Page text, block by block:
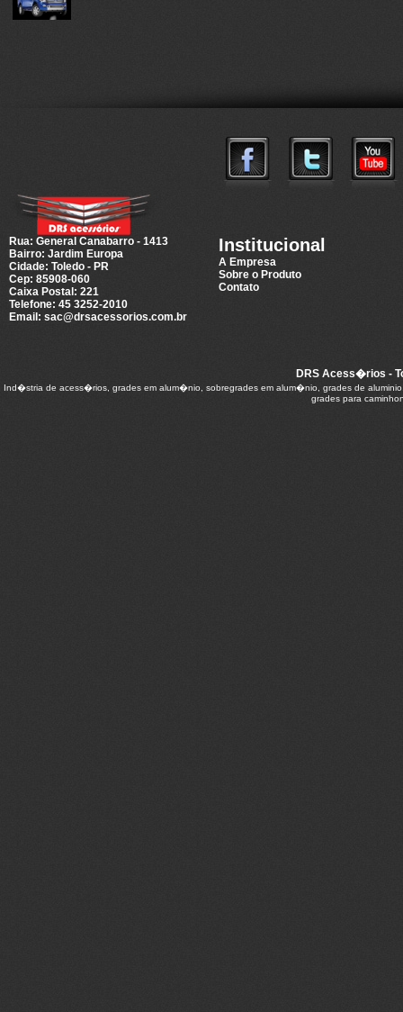
Rua: General Canabarro - 1413
Bairro: Jardim Europa
Cidade: Toledo - PR
Cep: 85908-060
Caixa Postal: 221
Telefone: 45 3252-2010
Email: sac@drsacessorios.com.br
Institucional
A Empresa
Sobre o Produto
Contato
DRS Acess�rios -
Ind�stria de acess�rios, grades em alum�nio, sobregrades em alum�nio, grades de
grades para